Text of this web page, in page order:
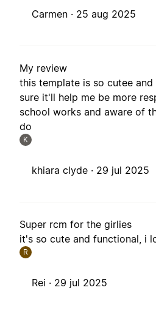
Carmen · 25 aug 2025
My review
this template is so cutee
sure it'll help me be more
school works and aware of
do
K
khiara clyde · 29 jul 2025
Super rcm for the girlies
it's so cute and functional, i
R
Rei · 29 jul 2025